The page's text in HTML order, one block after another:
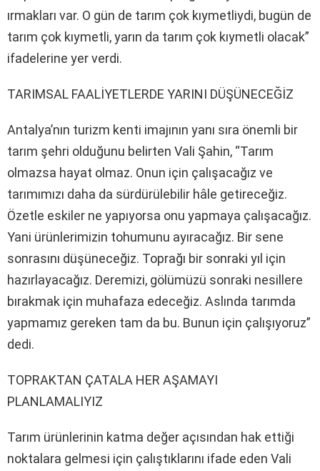
ırmakları var. O gün de tarım çok kıymetliydi, bugün de
tarım çok kıymetli, yarın da tarım çok kıymetli olacak”
ifadelerine yer verdi.
TARIMSAL FAALİYETLERDE YARINI DÜŞÜNECEĞİZ
Antalya’nın turizm kenti imajının yanı sıra önemli bir
tarım şehri olduğunu belirten Vali Şahin, “Tarım
olmazsa hayat olmaz. Onun için çalışacağız ve
tarımımızı daha da sürdürülebilir hâle getireceğiz.
Özetle eskiler ne yapıyorsa onu yapmaya çalışacağız.
Yani ürünlerimizin tohumunu ayıracağız. Bir sene
sonrasını düşüneceğiz. Toprağı bir sonraki yıl için
hazırlayacağız. Deremizi, gölümüzü sonraki nesillere
bırakmak için muhafaza edeceğiz. Aslında tarımda
yapmamız gereken tam da bu. Bunun için çalışıyoruz”
dedi.
TOPRAKTAN ÇATALA HER AŞAMAYI
PLANLAMALIYIZ
Tarım ürünlerinin katma değer açısından hak ettiği
noktalara gelmesi için çalıştıklarını ifade eden Vali